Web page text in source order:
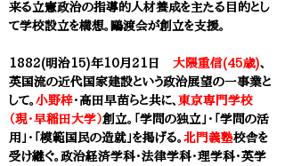
来る立憲政治の指導的人材養成を主たる目的とし
て学校設立を構想。鷗渡会が創立を支援。
1882(明治15)年10月21日 大隈重信(45歳)、
英国流の近代国家建設という政治展望の一事業と
して。 小野梓・高田早苗らと共に、 東京専門学校
（現・早稲田大学）創立。「学問の独立」・「学問の活
用」・「模範国民の造就」を掲げる。 北門義塾校舎を
受け継ぐ。政治経済学科・法律学科・理学科・英学